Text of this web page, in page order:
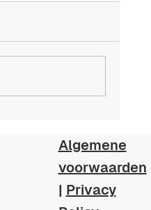
Algemene
voorwaarden
| Privacy